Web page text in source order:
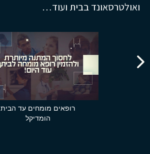
ואולטרסאונד בבית ועוד…
רופאים מומחים עד הבית
הומדיקל